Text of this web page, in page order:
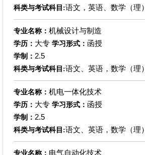
科类与考试科目:语文，英语、数学（理）
专业名称： 机械设计与制造
学历： 大专 学习形式： 函授
学制： 2.5
科类与考试科目:语文、英语，数学（理）
专业名称： 机电一体化技术
学历： 大专 学习形式： 函授
学制： 2.5
科类与考试科目:语文、英语，数学（理）
专业名称： 电气自动化技术